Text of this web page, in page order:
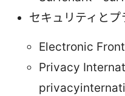
セキュリティと
Electronic
Privacy